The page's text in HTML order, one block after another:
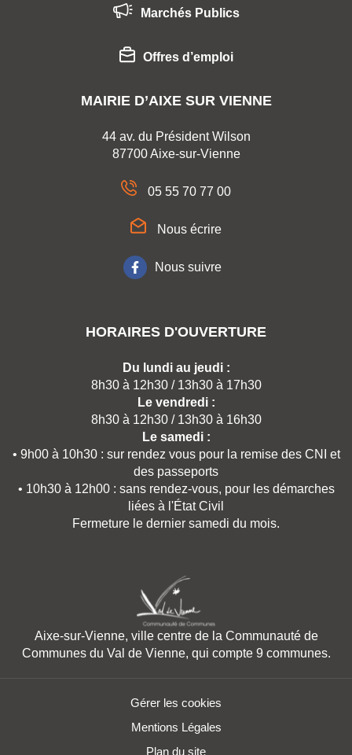
Marchés Publics
Offres d’emploi
MAIRIE D’AIXE SUR VIENNE
44 av. du Président Wilson
87700 Aixe-sur-Vienne
05 55 70 77 00
Nous écrire
Nous suivre
HORAIRES D'OUVERTURE
Du lundi au jeudi :
8h30 à 12h30 / 13h30 à 17h30
Le vendredi :
8h30 à 12h30 / 13h30 à 16h30
Le samedi :
• 9h00 à 10h30 : sur rendez vous pour la remise des CNI et
des passeports
• 10h30 à 12h00 : sans rendez-vous, pour les démarches
liées à l'État Civil
Fermeture le dernier samedi du mois.
Aixe-sur-Vienne, ville centre de la Communauté de
Communes du Val de Vienne, qui compte 9 communes.
Gérer les cookies
Mentions Légales
Plan du site